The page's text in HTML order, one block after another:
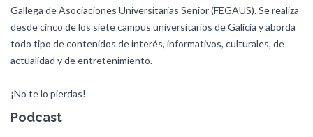
Gallega de Asociaciones Universitarias Senior (FEGAUS). Se realiza
desde cinco de los siete campus universitarios de Galicia y aborda
todo tipo de contenidos de interés, informativos, culturales, de
actualidad y de entretenimiento.
¡No te lo pierdas!
Podcast